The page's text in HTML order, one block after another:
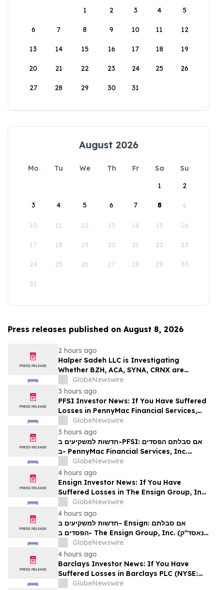
1
2 3 4 5
6 7 8 9 10 11 12
13 14 15 16 17 18 19
20 21 22 23 24 25 26
27 28 29 30 31
August 2026
Mo Tu We Th Fr Sa
Su
1
2
3 4 5 6 7 8 9
10 11 12 13 14 15 16
17 18 19 20 21 22 23
24 25 26 27 28 29 30
31
Press releases published on August 8, 2026
2 hours ago
Halper Sadeh LLC is Investigating
Whether BZH, ACA, SYNA, CRNX are
Obtaining Fair Deals for their
Shareholders
GlobeNewswire
3 hours ago
PFSI Investor News: If You Have Suffered
Losses in PennyMac Financial Services,
Inc. (NYSE: PFSI), You Are Encouraged to
Contact The Rosen Law Firm About Your
Rights
GlobeNewswire
3 hours ago
חדשות למשקיעים ב-PFSI: אם סבלתם הפסדים
ב- PennyMac Financial Services, Inc.
(NYSE: PFSI), אתם מוזמנים ליצור קשר עם
משרד רוזן עורכי דין בנוגע לזכויותיכם
GlobeNewswire
4 hours ago
Ensign Investor News: If You Have
Suffered Losses in The Ensign Group, Inc.
(NASDAQ: ENSG), You Are Encouraged to
Contact The Rosen Law Firm About Your
Rights
GlobeNewswire
4 hours ago
חדשות למשקיעים ב- Ensign: אם סבלתם
הפסדים ב- The Ensign Group, Inc. (נאסד"ק:
ENSG), אתם מוזמנים ליצור קשר עם משרד רוזן
עורכי דין בנוגע לזכויותיכם
GlobeNewswire
4 hours ago
Barclays Investor News: If You Have
Suffered Losses in Barclays PLC (NYSE:
BCS), You Are Encouraged to Contact The
GlobeNewswire